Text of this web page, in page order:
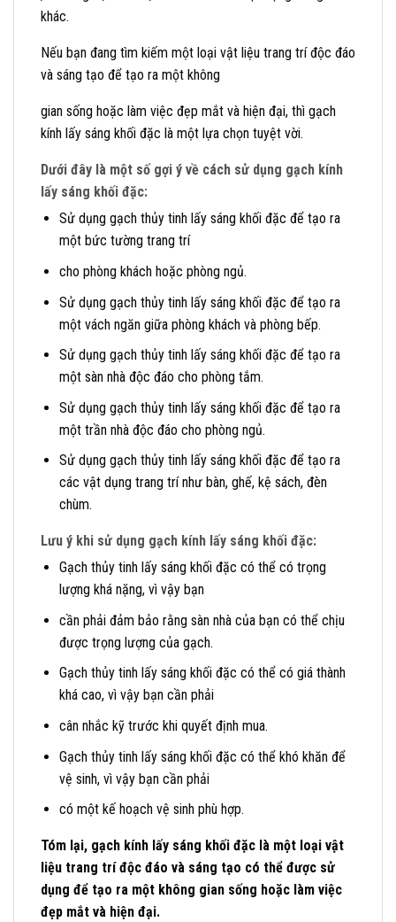
khác.
Nếu bạn đang tìm kiếm một loại vật liệu trang trí độc đáo
và sáng tạo để tạo ra một không
gian sống hoặc làm việc đẹp mắt và hiện đại, thì gạch
kính lấy sáng khối đặc là một lựa chọn tuyệt vời.
Dưới đây là một số gợi ý về cách sử dụng gạch kính
lấy sáng khối đặc:
Sử dụng gạch thủy tinh lấy sáng khối đặc để tạo ra
một bức tường trang trí
cho phòng khách hoặc phòng ngủ.
Sử dụng gạch thủy tinh lấy sáng khối đặc để tạo ra
một vách ngăn giữa phòng khách và phòng bếp.
Sử dụng gạch thủy tinh lấy sáng khối đặc để tạo ra
một sàn nhà độc đáo cho phòng tắm.
Sử dụng gạch thủy tinh lấy sáng khối đặc để tạo ra
một trần nhà độc đáo cho phòng ngủ.
Sử dụng gạch thủy tinh lấy sáng khối đặc để tạo ra
các vật dụng trang trí như bàn, ghế, kệ sách, đèn
chùm.
Lưu ý khi sử dụng gạch kính lấy sáng khối đặc:
Gạch thủy tinh lấy sáng khối đặc có thể có trọng
lượng khá nặng, vì vậy bạn
cần phải đảm bảo rằng sàn nhà của bạn có thể chịu
được trọng lượng của gạch.
Gạch thủy tinh lấy sáng khối đặc có thể có giá thành
khá cao, vì vậy bạn cần phải
cân nhắc kỹ trước khi quyết định mua.
Gạch thủy tinh lấy sáng khối đặc có thể khó khăn để
vệ sinh, vì vậy bạn cần phải
có một kế hoạch vệ sinh phù hợp.
Tóm lại, gạch kính lấy sáng khối đặc là một loại vật
liệu trang trí độc đáo và sáng tạo có thể được sử
dụng để tạo ra một không gian sống hoặc làm việc
đẹp mắt và hiện đại.